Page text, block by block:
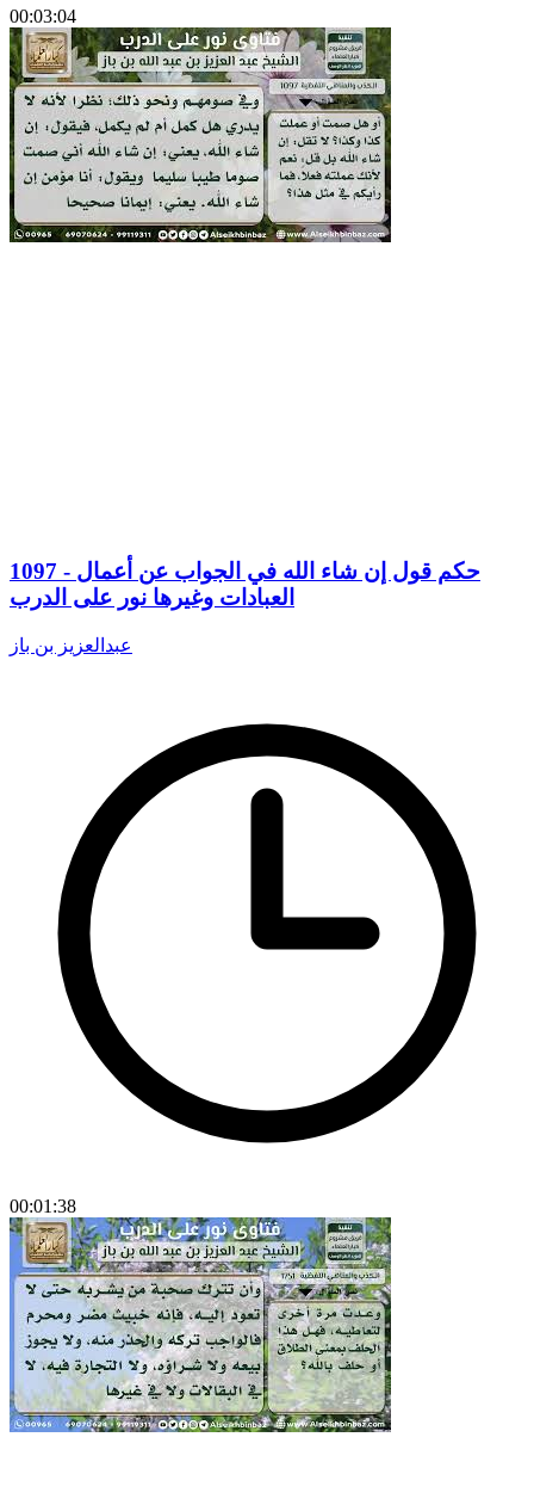
00:03:04
1097 - حكم قول إن شاء الله في الجواب عن أعمال
العبادات وغيرها نور على الدرب
عبدالعزيز بن باز
00:01:38